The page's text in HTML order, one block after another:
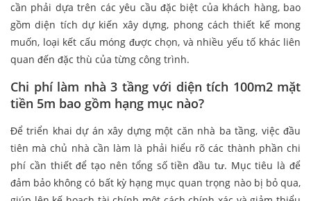
cần phải dựa trên các yêu cầu đặc biệt của khách hàng, bao
gồm diện tích dự kiến xây dựng, phong cách thiết kế mong
muốn, loại kết cấu móng được chọn, và nhiều yếu tố khác liên
quan đến đặc thù của từng công trình.
Chi phí làm nhà 3 tầng với diện tích 100m2 mặt
tiền 5m bao gồm hạng mục nào?
Để triển khai dự án xây dựng một căn nhà ba tầng, việc đầu
tiên mà chủ nhà cần làm là phải hiểu rõ các thành phần chi
phí cần thiết để tạo nên tổng số tiền đầu tư. Mục tiêu là để
đảm bảo không có bất kỳ hạng mục quan trọng nào bị bỏ qua,